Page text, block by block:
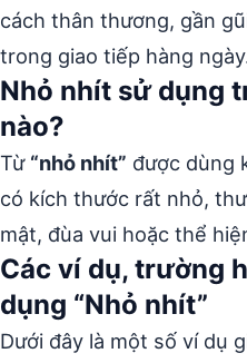
cách thân thương, gần
trong giao tiếp hàng
Nhỏ nhít sử dụng
nào?
Từ “nhỏ nhít” được dùng
có kích thước rất nhỏ,
mật, đùa vui hoặc thể
Các ví dụ, trường
dụng “Nhỏ nhít”
Dưới đây là một số ví dụ